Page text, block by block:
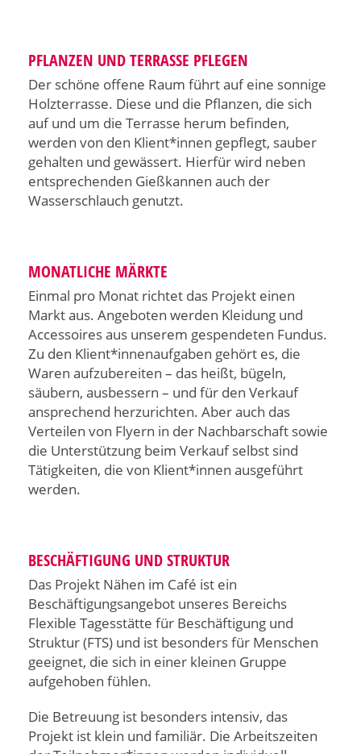
PFLANZEN UND TERRASSE PFLEGEN
Der schöne offene Raum führt auf eine sonnige
Holzterrasse. Diese und die Pflanzen, die sich
auf und um die Terrasse herum befinden,
werden von den Klient*innen gepflegt, sauber
gehalten und gewässert. Hierfür wird neben
entsprechenden Gießkannen auch der
Wasserschlauch genutzt.
MONATLICHE MÄRKTE
Einmal pro Monat richtet das Projekt einen
Markt aus. Angeboten werden Kleidung und
Accessoires aus unserem gespendeten Fundus.
Zu den Klient*innenaufgaben gehört es, die
Waren aufzubereiten – das heißt, bügeln,
säubern, ausbessern – und für den Verkauf
ansprechend herzurichten. Aber auch das
Verteilen von Flyern in der Nachbarschaft sowie
die Unterstützung beim Verkauf selbst sind
Tätigkeiten, die von Klient*innen ausgeführt
werden.
BESCHÄFTIGUNG UND STRUKTUR
Das Projekt Nähen im Café ist ein
Beschäftigungsangebot unseres Bereichs
Flexible Tagesstätte für Beschäftigung und
Struktur (FTS) und ist besonders für Menschen
geeignet, die sich in einer kleinen Gruppe
aufgehoben fühlen.
Die Betreuung ist besonders intensiv, das
Projekt ist klein und familiär. Die Arbeitszeiten